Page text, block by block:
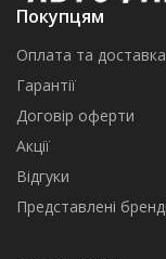
Покупцям
Оплата та доставка
Гарантії
Договір оферти
Акції
Відгуки
Представлені